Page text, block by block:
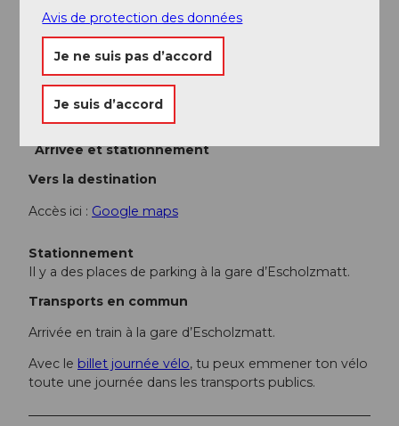
au nom des agriculteurs de circuler à une vitesse
adaptée et réduite.
Equipement
E-bike, vélo de randonnée ou gravel bike
Arrivée et stationnement
Vers la destination
Accès ici : Google maps
Stationnement
Il y a des places de parking à la gare d’Escholzmatt.
Transports en commun
Arrivée en train à la gare d’Escholzmatt.
Avec le billet journée vélo, tu peux emmener ton vélo
toute une journée dans les transports publics.
Avis de protection des données
Je ne suis pas d’accord
Je suis d’accord